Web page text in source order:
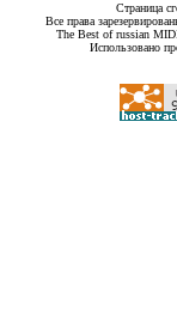
Страница
Все права
The Best of russian
Использовано